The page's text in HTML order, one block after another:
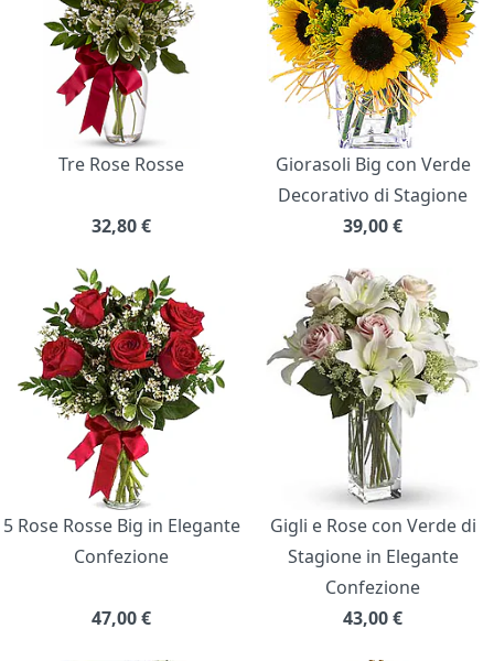
Tre Rose Rosse
32,80€
Giorasoli Big con Verde
Decorativo di Stagione
39,00€
5 Rose Rosse Big in Elegante
Confezione
47,00€
Gigli e Rose con Verde di
Stagione in Elegante
Confezione
43,00€